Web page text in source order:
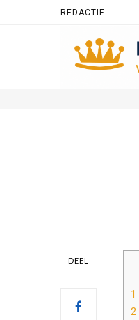
REDACTIE
DEEL
1
2